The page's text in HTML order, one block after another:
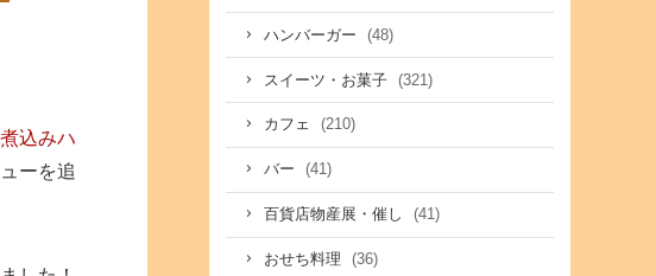
込みハ
ーを追
ハンバーガー (48)
スイーツ・お菓子 (321)
カフェ (210)
バー (41)
百貨店物産展・催し (41)
おせち料理 (36)